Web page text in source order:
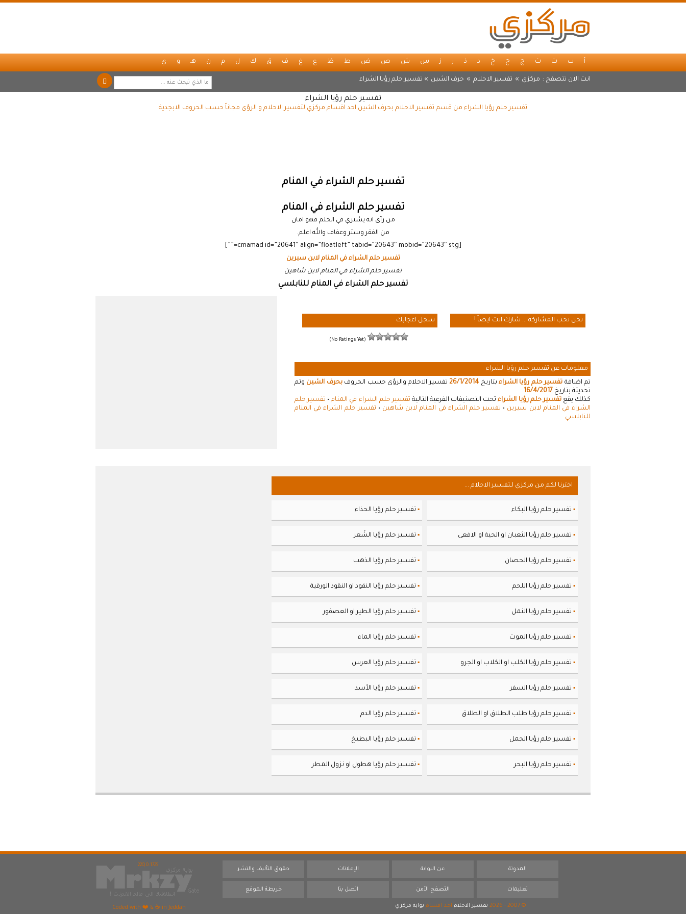
أ ب ت ث ج ح خ د ذ ر ز س ش ص ض ط ظ ع غ ف ق ك ل م ن هـ و ي
انت الان تتصفح : مركزي » تفسير الاحلام » حرف الشين » تفسير حلم رؤيا الشراء
تفسير حلم رؤيا الشراء
تفسير حلم رؤيا الشراء من قسم تفسير الاحلام بحرف الشين احد اقسام مركزي لتفسير الاحلام و الرؤى مجاناً حسب الحروف الابجدية
تفسير حلم الشراء في المنام
تفسير حلم الشراء في المنام
من رأى انه يشتري في الحلم فهو امان
من الفقر وستر وعفاف والله اعلم.
[cmamad id=”20641″ align=”floatleft” tabid=”20643″ mobid=”20643″ stg=””]
تفسير حلم الشراء في المنام لابن سيرين
تفسير حلم الشراء في المنام لابن شاهين
تفسير حلم الشراء في المنام للنابلسي
نحن نحب المشاركة ... شارك انت ايضاً ! سجل اعجابك
(No Ratings Yet)
معلومات عن تفسير حلم رؤيا الشراء
تم اضافة تفسير حلم رؤيا الشراءبتاريخ26/1/2014تفسير الاحلام والرؤى حسب الحروفبحرف الشين وتم
تحديثة بتاريخ 16/4/2017
.
كذلك يقعتفسير حلم رؤيا الشراءتحت التصنيفات الفرعية التالية تفسير حلم الشراء في المنام• تفسير حلم
الشراء في المنام لابن سيرين • تفسير حلم الشراء في المنام لابن شاهين • تفسير حلم الشراء في المنام
للنابلسي
اخترنا لكم من مركزي لـتفسير الاحلام ...
▪ تفسير حلم رؤيا البكاء ▪ تفسير حلم رؤيا الحذاء
▪ تفسير حلم رؤيا الثعبان او الحية او الافعى ▪ تفسير حلم رؤيا الشَعر
▪ تفسير حلم رؤيا الحصان ▪ تفسير حلم رؤيا الذهب
▪ تفسير حلم رؤيا اللحم ▪ تفسير حلم رؤيا النقود او النقود الورقية
▪ تفسير حلم رؤيا النمل ▪ تفسير حلم رؤيا الطير او العصفور
▪ تفسير حلم رؤيا الموت ▪ تفسير حلم رؤيا الماء
▪ تفسير حلم رؤيا الكلب او الكلاب او الجرو ▪ تفسير حلم رؤيا العرس
▪ تفسير حلم رؤيا السفر ▪ تفسير حلم رؤيا الأسد
▪ تفسير حلم رؤيا طلب الطلاق او الطلاق ▪ تفسير حلم رؤيا الدم
▪ تفسير حلم رؤيا الجمل ▪ تفسير حلم رؤيا البطيخ
▪ تفسير حلم رؤيا البحر ▪ تفسير حلم رؤيا هطول او نزول المطر
22Q 0.172S
المدونة عن البوابة الإعلانات حقوق التأليف والنشر
تعليمات التصفح الآمن اتصل بنا خريطة الموقع
© 2007 - 2026 تفسير الاحلام احد اقسام بوابة مركزي Coded with ❤️ & ☕ in Jeddah